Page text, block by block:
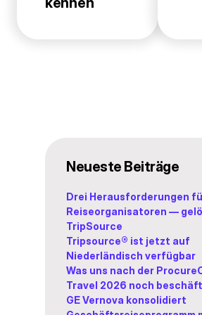
Neueste Beiträge
Drei Herausforderungen
Reiseorganisatoren —
TripSource
Tripsource® ist jetzt auf
Niederländisch verfügbar
Was uns nach der
Travel 2026 noch
GE Vernova konsolidiert